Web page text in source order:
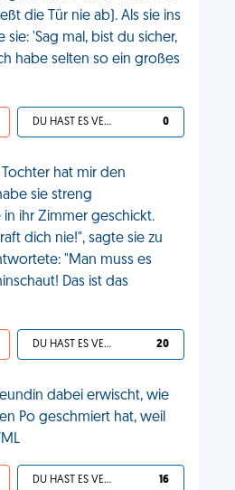
die Tür nie ab). Als sie ins
'Sag mal, bist du sicher,
habe selten so ein großes
DU HAST ES VERDIENT 0
hat mir den
sie streng
ihr Zimmer geschickt.
dich nie!", sagte sie zu
"Man muss es
Das ist das
DU HAST ES VERDIENT 20
dabei erwischt, wie
Po geschmiert hat, weil
DU HAST ES VERDIENT 16